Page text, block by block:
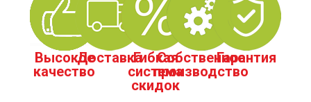
Высокое
качество
ДоставкаГибкая
система
скидок
Собственное
производство
Гарантия